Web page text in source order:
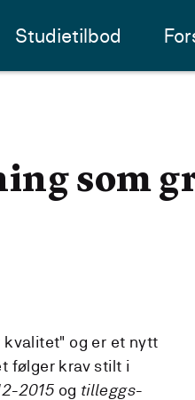
Studietilbod
som
kvalitet" og er et nytt
følger krav stilt i
2015 og tilleggs-